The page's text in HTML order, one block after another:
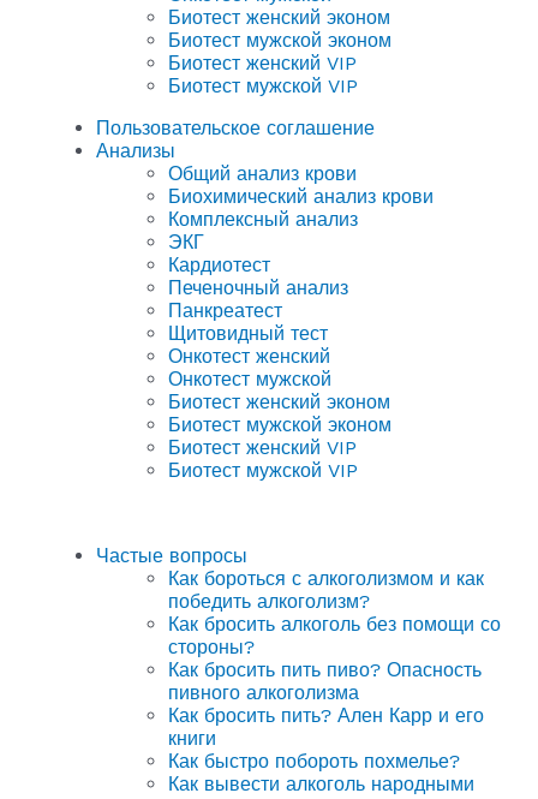
Биотест женский эконом
Биотест мужской эконом
Биотест женский VIP
Биотест мужской VIP
Пользовательское соглашение
Анализы
Общий анализ крови
Биохимический анализ крови
Комплексный анализ
ЭКГ
Кардиотест
Печеночный анализ
Панкреатест
Щитовидный тест
Онкотест женский
Онкотест мужской
Биотест женский эконом
Биотест мужской эконом
Биотест женский VIP
Биотест мужской VIP
Частые вопросы
Как бороться с алкоголизмом и как
победить алкоголизм?
Как бросить алкоголь без помощи со
стороны?
Как бросить пить пиво? Опасность
пивного алкоголизма
Как бросить пить? Ален Карр и его
книги
Как быстро побороть похмелье?
Как вывести алкоголь народными